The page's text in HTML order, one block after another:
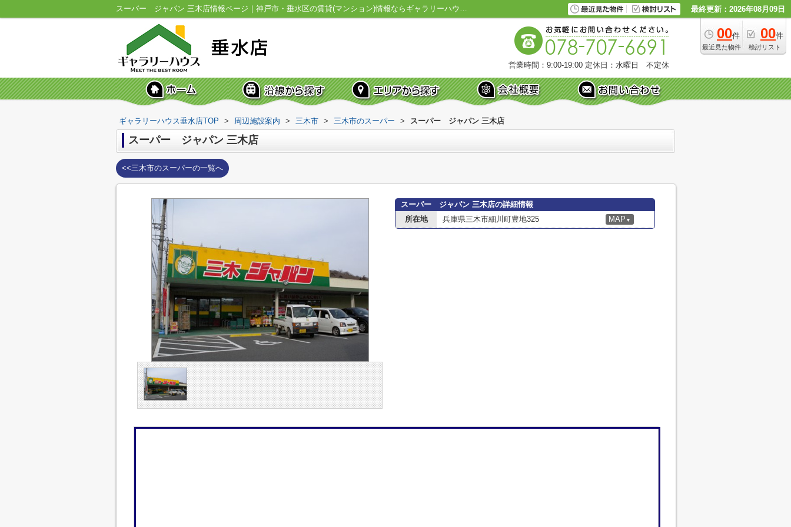
スーパー ジャパン 三木店情報ページ｜神戸市・垂水区の賃貸(マンション)情報ならギャラリーハウス垂水店 最終更新：2026年08月09日
00件
最近見た物件
00件
検討リスト
営業時間：9:00-19:00 定休日：水曜日 不定休
ギャラリーハウス垂水店TOP > 周辺施設案内 > 三木市 > 三木市のスーパー > スーパー ジャパン 三木店
スーパー ジャパン 三木店
<<三木市のスーパーの一覧へ
スーパー ジャパン 三木店の詳細情報
所在地
兵庫県三木市細川町豊地325 MAP ▼